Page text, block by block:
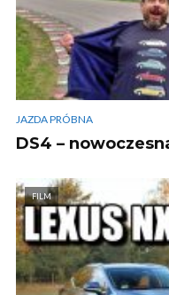
JAZDA PRÓBNA
DS4 –
FILM